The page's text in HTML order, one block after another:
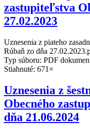
zastupiteľstva
27.02.2023
Uznesenia z piateho
Rúbaň zo dňa
Typ súboru: PDF
Stiahnuté: 671×
Uznesenia z
Obecného
dňa 21.06.2024